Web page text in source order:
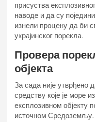
присуства
наводе и да су
изнели процену да би
украјинског порекла.
Провера
објекта
За сада није утврђено
средству које је море
експлозивном објекту
источном Средоземљу.